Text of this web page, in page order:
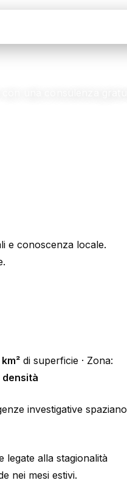
e conoscenza locale.
di superficie · Zona:
densità
investigative spaziano
legate alla stagionalità
nei mesi estivi.